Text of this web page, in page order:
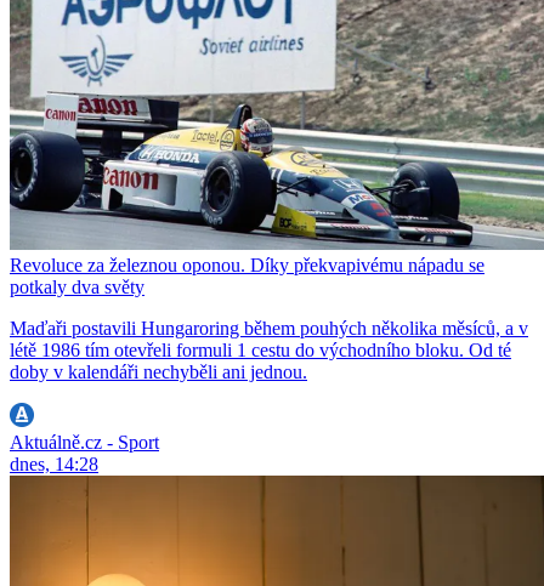
Revoluce za železnou oponou. Díky překvapivému nápadu se
potkaly dva světy
Maďaři postavili Hungaroring během pouhých několika měsíců, a v
létě 1986 tím otevřeli formuli 1 cestu do východního bloku. Od té
doby v kalendáři nechyběli ani jednou.
Aktuálně.cz - Sport
dnes, 14:28